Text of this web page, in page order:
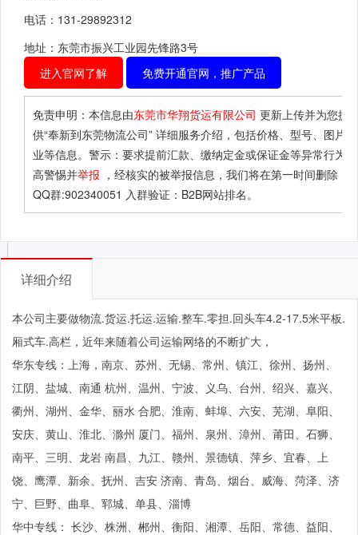
电话：131-29892312
地址：东莞市振兴工业园先锋路3号
进入官网了解
免费开通官网，推广产品
免责申明：本信息由东莞市华翔货运有限公司 更新上传并为您提
供“奉新到东莞物流公司” 详细服务介绍，包括价格、型号、图片
业等信息。警示：要求提前汇款、缴纳定金或保证金等异常行为
高警惕并举报 ，经核实的被举报信息，我们将在第一时间删除！
QQ群:902340051 入群验证：B2B网站排名。
详细介绍
本公司主要做物流.货运.托运.运输.整车.零担.回头车4.2-17.5米平板.
厢式车.高栏，近年来随着公司运输网络的不断扩大，
华东专线：上海，南京、苏州、无锡、常州、镇江、徐州、扬州、
江阴、盐城、南通 杭州、温州、宁波、义乌、台州、绍兴、嘉兴、
衢州、湖州、金华、丽水 合肥、淮南、蚌埠、六安、芜湖、阜阳、
安庆、黄山、淮北、滁州 厦门、福州、泉州、漳州、莆田、石狮、
南平、三明、龙岩 南昌、九江、赣州、景德镇、萍乡、宜春、上
饶、鹰潭、新余、抚州、吉安 济南、青岛、烟台、威海、菏泽、济
宁、巨野、曲阜、郓城、单县、淄博
华中专线： 长沙、株洲、郴州、衡阳、湘潭、岳阳、常德、益阳、